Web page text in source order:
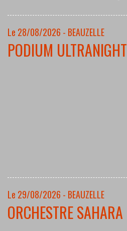
Le 28/08/2026 - BEAUZELLE
PODIUM ULTRANIGHT
Le 29/08/2026 - BEAUZELLE
ORCHESTRE SAHARA